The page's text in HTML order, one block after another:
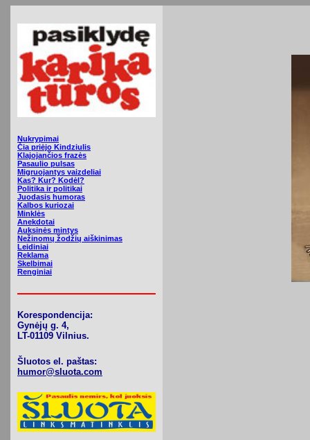
Nukrypimai
Čia priėjo Kindziulis
Klajojančios frazės
Pasaulio pulsas
Migruojantys vaizdeliai
Kas? Kur? Kodėl?
Politika ir politikai
Juodasis humoras
Kalbos kuriozai
Minklės
Anekdotai
Auksinės mintys
Nežinomų žodžių aiškinimas
Leidiniai
Reklama
Skelbimai
Renginiai
Korespondencija:
Gynėjų g. 4,
LT-01109 Vilnius.
Šluotos el. paštas:
humor@sluota.com